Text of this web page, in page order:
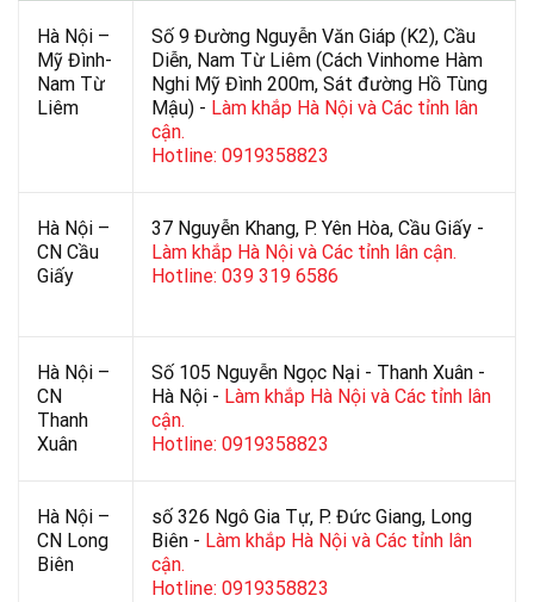
Hà Nội –
Mỹ Đình-
Nam Từ
Liêm
Số 9 Đường Nguyễn Văn Giáp (K2), Cầu
Diễn, Nam Từ Liêm (Cách Vinhome Hàm
Nghi Mỹ Đình 200m, Sát đường Hồ Tùng
Mậu) - Làm khắp Hà Nội và Các tỉnh lân
cận.
Hotline: 0919358823
Hà Nội –
CN Cầu
Giấy
37 Nguyễn Khang, P. Yên Hòa, Cầu Giấy -
Làm khắp Hà Nội và Các tỉnh lân cận.
Hotline: 039 319 6586
Hà Nội –
CN
Thanh
Xuân
Số 105 Nguyễn Ngọc Nại - Thanh Xuân -
Hà Nội - Làm khắp Hà Nội và Các tỉnh lân
cận.
Hotline: 0919358823
Hà Nội –
CN Long
Biên
số 326 Ngô Gia Tự, P. Đức Giang, Long
Biên - Làm khắp Hà Nội và Các tỉnh lân
cận.
Hotline: 0919358823